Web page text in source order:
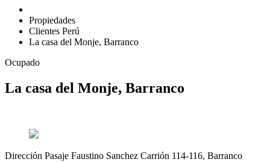
Propiedades
Clientes Perú
La casa del Monje, Barranco
Ocupado
La casa del Monje, Barranco
Dirección Pasaje Faustino Sanchez Carrión 114-116, Barranco